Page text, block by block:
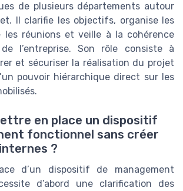
de plusieurs départements autour
Il clarifie les objectifs, organise les
les réunions et veille à la cohérence
l’entreprise. Son rôle consiste à
et sécuriser la réalisation du projet
pouvoir hiérarchique direct sur les
en place un dispositif
fonctionnel sans créer
?
d’un dispositif de management
d’abord une clarification des